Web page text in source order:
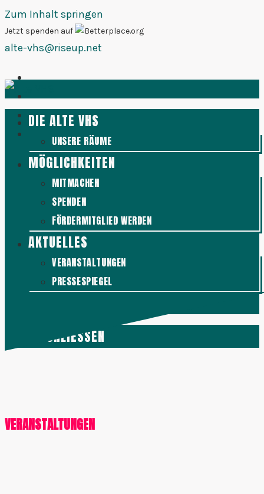
Zum Inhalt springen
Jetzt spenden auf
alte-vhs@riseup.net
DIE ALTE VHS
UNSERE RÄUME
MÖGLICHKEITEN
MITMACHEN
SPENDEN
FÖRDERMITGLIED WERDEN
AKTUELLES
VERANSTALTUNGEN
PRESSESPIEGEL
SCHLIESSEN
VERANSTALTUNGEN